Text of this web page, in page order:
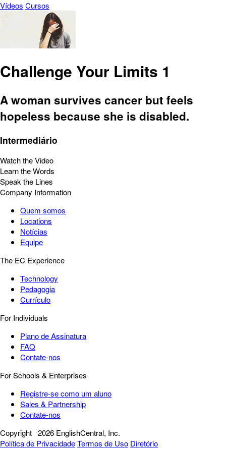
Vídeos Cursos
Challenge Your Limits 1
A woman survives cancer but feels
hopeless because she is disabled.
Intermediário
Watch the Video
Learn the Words
Speak the Lines
Company Information
Quem somos
Locations
Notícias
Equipe
The EC Experience
Technology
Pedagogia
Currículo
For Individuals
Plano de Assinatura
FAQ
Contate-nos
For Schools & Enterprises
Registre-se como um aluno
Sales & Partnership
Contate-nos
Copyright 2026 EnglishCentral, Inc.
Política de PrivacidadeTermos de Uso Diretório